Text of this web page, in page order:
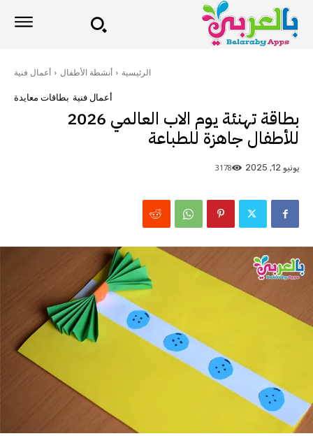
الرئيسية أنشطة الأطفال أعمال فنية
أعمال فنية بطاقات معايدة
بطاقة تهنئة يوم الاب العالمي 2026
للأطفال جاهزة للطباعة
يونيو 12, 2025 3178